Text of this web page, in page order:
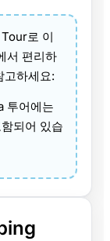
로 이
서 편리하
고하세요:
투어에는
되어 있습